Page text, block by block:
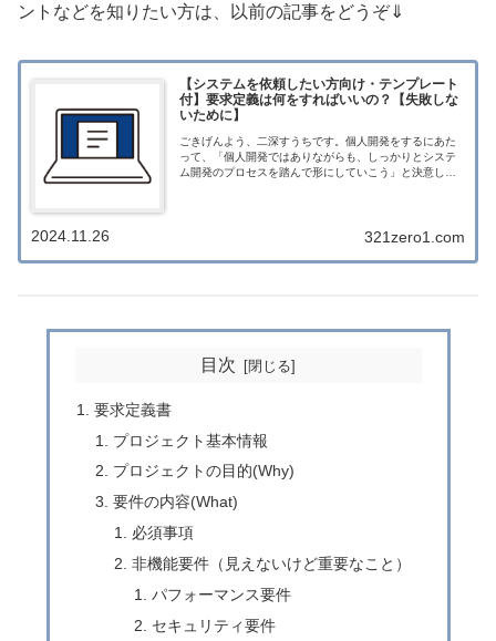
ントなどを知りたい方は、以前の記事をどうぞ⇓
【システムを依頼したい方向け・テンプレート
付】要求定義は何をすればいいの？【失敗しな
いために】
ごきげんよう、二深すうちです。個人開発をするにあた
って、「個人開発ではありながらも、しっかりとシステ
ム開発のプロセスを踏んで形にしていこう」と決意しま
321zero1.com
2024.11.26
目次
要求定義書
プロジェクト基本情報
プロジェクトの目的(Why)
要件の内容(What)
必須事項
非機能要件（見えないけど重要なこと）
パフォーマンス要件
セキュリティ要件